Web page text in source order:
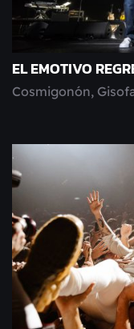
EL EMOTIVO
Cosmigonón,